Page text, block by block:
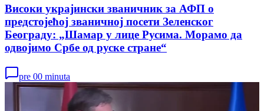
Високи украјински званичник за АФП о
предстојећој званичној посети Зеленског
Београду: „Шамар у лице Русима. Морамо да
одвојимо Србе од руске стране“
pre 00 minuta